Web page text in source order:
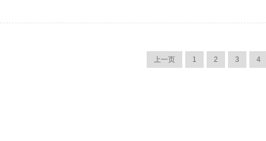
上一页 1 2 3 4